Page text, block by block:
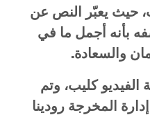
حيث يعبّر النص عن
بأنه أجمل ما في
والسعادة.
كليب، وتم
المخرجة رودينا